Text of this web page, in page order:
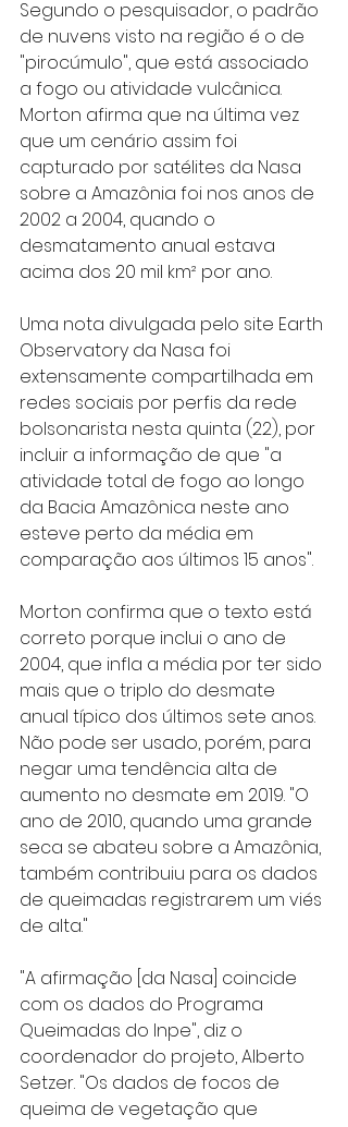
Segundo o pesquisador, o padrão
de nuvens visto na região é o de
"pirocúmulo", que está associado
a fogo ou atividade vulcânica.
Morton afirma que na última vez
que um cenário assim foi
capturado por satélites da Nasa
sobre a Amazônia foi nos anos de
2002 a 2004, quando o
desmatamento anual estava
acima dos 20 mil km² por ano.
Uma nota divulgada pelo site Earth
Observatory da Nasa foi
extensamente compartilhada em
redes sociais por perfis da rede
bolsonarista nesta quinta (22), por
incluir a informação de que "a
atividade total de fogo ao longo
da Bacia Amazônica neste ano
esteve perto da média em
comparação aos últimos 15 anos".
Morton confirma que o texto está
correto porque inclui o ano de
2004, que infla a média por ter sido
mais que o triplo do desmate
anual típico dos últimos sete anos.
Não pode ser usado, porém, para
negar uma tendência alta de
aumento no desmate em 2019. "O
ano de 2010, quando uma grande
seca se abateu sobre a Amazônia,
também contribuiu para os dados
de queimadas registrarem um viés
de alta."
"A afirmação [da Nasa] coincide
com os dados do Programa
Queimadas do Inpe", diz o
coordenador do projeto, Alberto
Setzer. "Os dados de focos de
queima de vegetação que